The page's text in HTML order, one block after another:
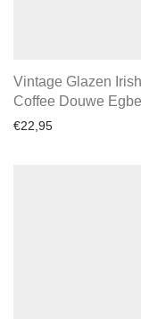
Vintage Glazen Irish
Coffee Douwe
€22,95